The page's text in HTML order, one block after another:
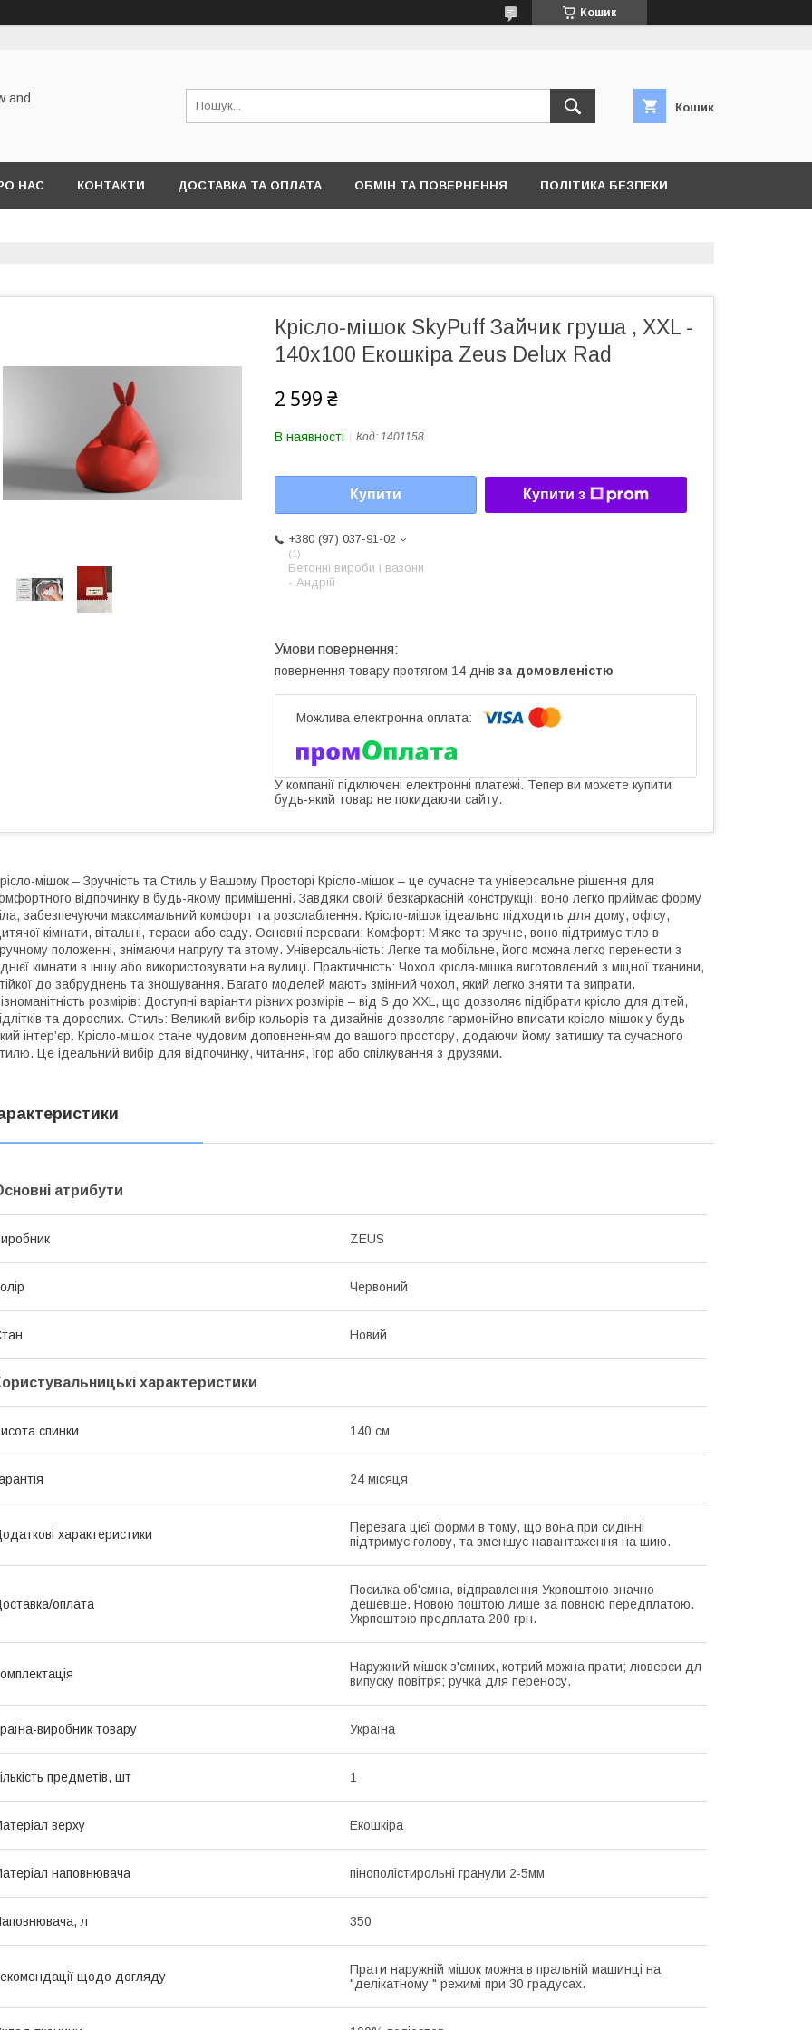
Кошик
and
Кошик
НАС КОНТАКТИ ДОСТАВКА ТА ОПЛАТА ОБМІН ТА ПОВЕРНЕННЯ ПОЛІТИКА БЕЗПЕКИ
Крісло-мішок SkyPuff Зайчик груша , XXL -
140х100 Екошкіра Zeus Delux Rad
2 599 ₴
В наявності Код: 1401158
Купити Купити з
+380 (97) 037-91-02
1
Бетонні вироби і вазони
- Андрій
повернення товару протягом 14 днів за домовленістю
У компанії підключені електронні платежі. Тепер ви можете купити
будь-який товар не покидаючи сайту.
мішок – Зручність та Стиль у Вашому Просторі Крісло-мішок – це сучасне та універсальне рішення для
відпочинку в будь-якому приміщенні. Завдяки своїй безкаркасній конструкції, воно легко приймає форму
забезпечуючи максимальний комфорт та розслаблення. Крісло-мішок ідеально підходить для дому, офісу,
кімнати, вітальні, тераси або саду. Основні переваги: Комфорт: М'яке та зручне, воно підтримує тіло в
положенні, знімаючи напругу та втому. Універсальність: Легке та мобільне, його можна легко перенести з
кімнати в іншу або використовувати на вулиці. Практичність: Чохол крісла-мішка виготовлений з міцної тканини,
до забруднень та зношування. Багато моделей мають змінний чохол, який легко зняти та випрати.
розмірів: Доступні варіанти різних розмірів – від S до XXL, що дозволяє підібрати крісло для дітей,
та дорослих. Стиль: Великий вибір кольорів та дизайнів дозволяє гармонійно вписати крісло-мішок у будь-
інтер’єр. Крісло-мішок стане чудовим доповненням до вашого простору, додаючи йому затишку та сучасного
Це ідеальний вибір для відпочинку, читання, ігор або спілкування з друзями.
атрибути
ZEUS
Червоний
Новий
характеристики
спинки 140 см
24 місяця
характеристики
Перевага цієї форми в тому, що вона при сидінні
підтримує голову, та зменшує навантаження на шию.
оплата
Посилка об'ємна, відправлення Укрпоштою значно
дешевше. Новою поштою лише за повною передплатою.
Укрпоштою предплата 200 грн.
Наружний мішок з'ємних, котрий можна прати; люверси дл
випуску повітря; ручка для переносу.
виробник товару Україна
предметів, шт 1
верху Екошкіра
наповнювача пінополістирольні гранули 2-5мм
л 350
щодо догляду
Прати наружній мішок можна в пральній машинці на
"делікатному " режимі при 30 градусах.